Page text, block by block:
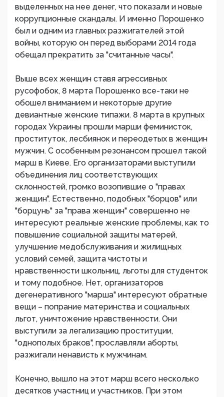
выделенных на нее денег, что показали и новые
коррупционные скандалы. И именно Порошенко
был и одним из главных разжигателей этой
войны, которую он перед выборами 2014 года
обещал прекратить за "считанные часы".
Выше всех женщин ставя агрессивных
русофобок, 8 марта Порошенко все-таки не
обошел вниманием и некоторые другие
девиантные женские типажи. 8 марта в крупных
городах Украины прошли марши феминисток,
проституток, лесбиянок и переодетых в женщин
мужчин. С особенным резонансом прошел такой
марш в Киеве. Его организаторами выступили
объединения лиц соответствующих
склонностей, громко возопившие о "правах
женщин". Естественно, подобных "борцов" или
"борцунь" за "права женщин" совершенно не
интересуют реальные женские проблемы, как то
повышение социальной защиты матерей,
улучшение медобслуживания и жилищных
условий семей, защита чистоты и
нравственности школьниц, льготы для студенток
и тому подобное. Нет, организаторов
дегенеративного "марша" интересуют обратные
вещи – попрание материнства и социальных
льгот, уничтожение нравственности. Они
выступили за легализацию проституции,
"однополых браков", прославляли аборты,
разжигали ненависть к мужчинам.
Конечно, вышло на этот марш всего несколько
десятков участниц и участников. При этом